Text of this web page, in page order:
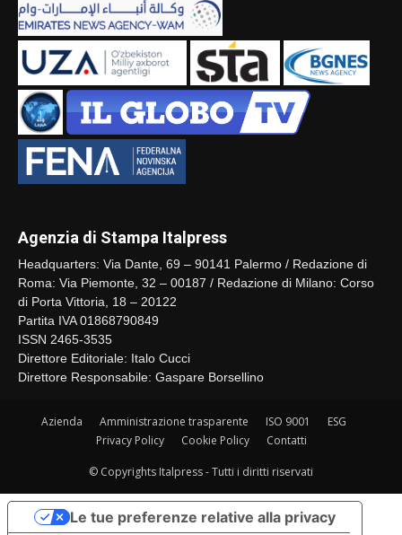
Agenzia di Stampa Italpress
Headquarters: Via Dante, 69 – 90141 Palermo / Redazione di
Roma: Via Piemonte, 32 – 00187 / Redazione di Milano: Corso
di Porta Vittoria, 18 – 20122
Partita IVA 01868790849
ISSN 2465-3535
Direttore Editoriale: Italo Cucci
Direttore Responsabile: Gaspare Borsellino
Azienda Amministrazione trasparente ISO 9001
ESG
Privacy Policy
Cookie Policy Contatti
© Copyrights Italpress - Tutti i diritti riservati
Le tue preferenze relative alla privacy